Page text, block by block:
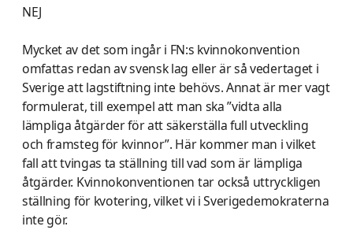
NEJ
Mycket av det som ingår i FN:s kvinnokonvention
omfattas redan av svensk lag eller är så vedertaget i
Sverige att lagstiftning inte behövs. Annat är mer vagt
formulerat, till exempel att man ska ”vidta alla
lämpliga åtgärder för att säkerställa full utveckling
och framsteg för kvinnor”. Här kommer man i vilket
fall att tvingas ta ställning till vad som är lämpliga
åtgärder. Kvinnokonventionen tar också uttryckligen
ställning för kvotering, vilket vi i Sverigedemokraterna
inte gör.